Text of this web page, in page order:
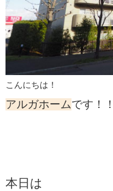
こんにちは！
アルガホームです！！
本日は